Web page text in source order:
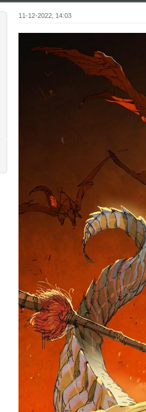
11-12-2022, 14:03